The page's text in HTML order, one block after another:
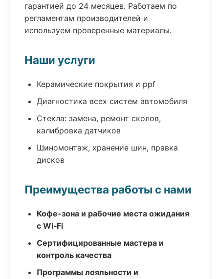
гарантией до 24 месяцев. Работаем по
регламентам производителей и
используем проверенные материалы.
Наши услуги
Керамические покрытия и ppf
Диагностика всех систем автомобиля
Стекла: замена, ремонт сколов,
калибровка датчиков
Шиномонтаж, хранение шин, правка
дисков
Преимущества работы с нами
Кофе-зона и рабочие места ожидания
с Wi‑Fi
Сертифицированные мастера и
контроль качества
Программы лояльности и